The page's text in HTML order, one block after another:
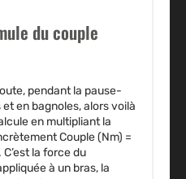
du couple
pendant la pause-
en bagnoles, alors voilà
en multipliant la
Couple (Nm) =
la force du
à un bras, la